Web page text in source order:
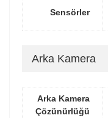
Sensörler
Arka Kamera
Arka Kamera
Çözünürlüğü